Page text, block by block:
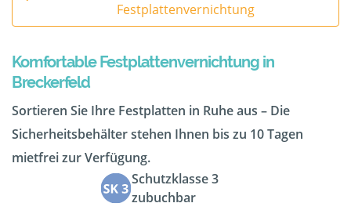
Festplattenvernichtung
Komfortable Festplattenvernichtung in
Breckerfeld
Sortieren Sie Ihre Festplatten in Ruhe aus – Die
Sicherheitsbehälter stehen Ihnen bis zu 10 Tagen
mietfrei zur Verfügung.
Schutzklasse 3
zubuchbar